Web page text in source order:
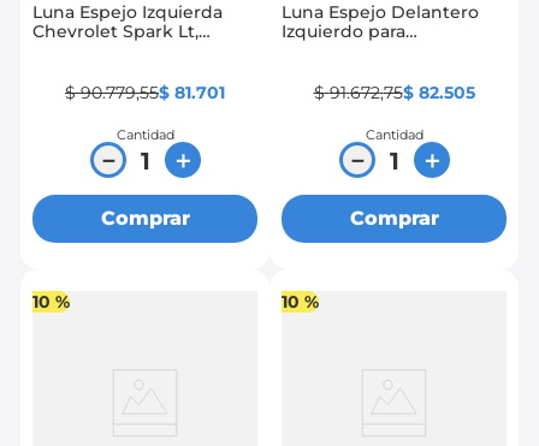
Luna Espejo Izquierda
Chevrolet Spark Lt,
$ 90.779,55$ 81.701
Cantidad
＋
－
Comprar
Luna Espejo Delantero
Izquierdo para
$ 91.672,75$ 82.505
Cantidad
＋
－
Comprar
10 % 10 %